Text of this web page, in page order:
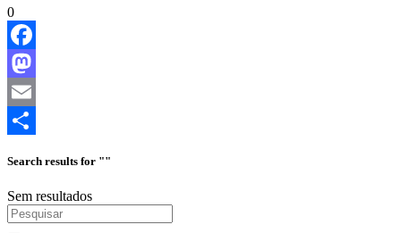
0
Facebook
Mastodon
Email
Search results for ""
Sem resultados